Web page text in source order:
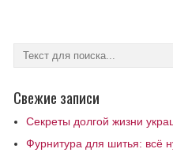
Свежие записи
Секреты долгой жизни
Фурнитура для шитья: всё